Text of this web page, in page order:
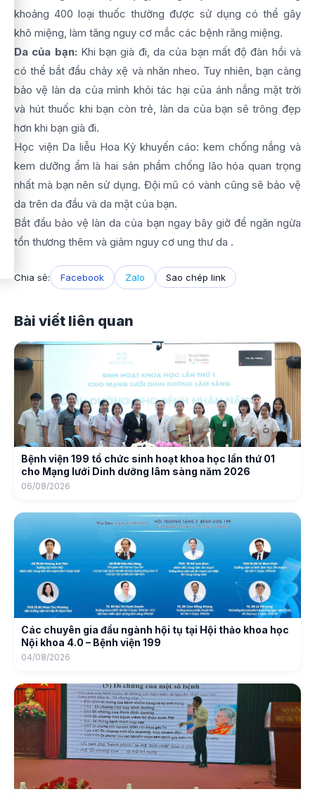
khoảng 400 loại thuốc thường được sử dụng có thể gây
khô miệng, làm tăng nguy cơ mắc các bệnh răng miệng.
Da của bạn: Khi bạn già đi, da của bạn mất độ đàn hồi và
có thể bắt đầu chảy xệ và nhăn nheo. Tuy nhiên, bạn càng
bảo vệ làn da của mình khỏi tác hại của ánh nắng mặt trời
và hút thuốc khi bạn còn trẻ, làn da của bạn sẽ trông đẹp
hơn khi bạn già đi.
Học viện Da liễu Hoa Kỳ khuyến cáo: kem chống nắng và
kem dưỡng ẩm là hai sản phẩm chống lão hóa quan trọng
nhất mà bạn nên sử dụng. Đội mũ có vành cũng sẽ bảo vệ
da trên da đầu và da mặt của bạn.
Bắt đầu bảo vệ làn da của bạn ngay bây giờ để ngăn ngừa
tổn thương thêm và giảm nguy cơ ung thư da .
Chia sẻ: Facebook Zalo Sao chép link
Bài viết liên quan
Bệnh viện 199 tổ chức sinh hoạt khoa học lần thứ 01
cho Mạng lưới Dinh dưỡng lâm sàng năm 2026
06/08/2026
Các chuyên gia đầu ngành hội tụ tại Hội thảo khoa học
Nội khoa 4.0 – Bệnh viện 199
04/08/2026